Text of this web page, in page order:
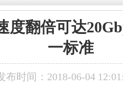
度翻倍可达
一标准
布时间：2018-06-04